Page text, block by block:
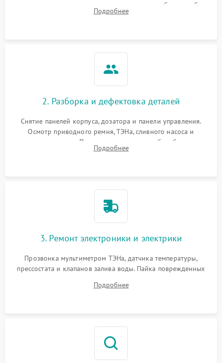
выявления посторонних шумов, протечек или сбоев в работе
электронного модуля управления.
Подробнее
2. Разборка и дефектовка деталей
Снятие панелей корпуса, дозатора и панели управления.
Осмотр приводного ремня, ТЭНа, сливного насоса и
амортизаторов. Проверка подшипников барабана и
крестовины на износ, а манжеты люка на разрывы.
Подробнее
3. Ремонт электроники и электрики
Прозвонка мультиметром ТЭНа, датчика температуры,
прессостата и клапанов залива воды. Пайка поврежденных
Восстановление целостности проводки и контактов.
Подробнее